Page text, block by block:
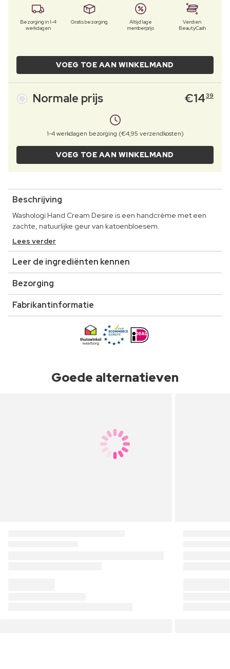
Bezorging in 1-4
werkdagen
Gratis bezorging
Altijd lage
memberprijs
Verdien
BeautyCash
VOEG TOE AAN WINKELMAND
Normale prijs €1439
1-4 werkdagen bezorging (€4,95 verzendkosten)
VOEG TOE AAN WINKELMAND
Beschrijving
Washologi Hand Cream Desire is een handcrème met een
zachte, natuurlijke geur van katoenbloesem.
Lees verder
Leer de ingrediënten kennen
Bezorging
Fabrikantinformatie
Goede alternatieven